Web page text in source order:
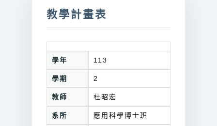
教學計畫表
學年 113
學期 2
教師 杜昭宏
系所 應用科學博士班